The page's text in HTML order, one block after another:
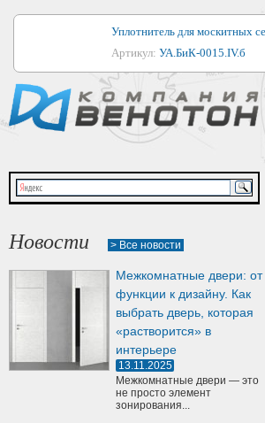
Уплотнитель для москитных
Артикул: УА.БиК-0015.IV.б
Уплотнитель для
Артикул:1044
Уплотнитель для деревянных
Артикул:УМ.БиК-0062.IV.б
Уплотнитель лоджиевый для
Артикул:
Новости > Все новости
Межкомнатные двери: от
функции к дизайну. Как
выбрать дверь, которая
«растворится» в
интерьере
13.11.2025
Межкомнатные двери — это
не просто элемент
зонирования...